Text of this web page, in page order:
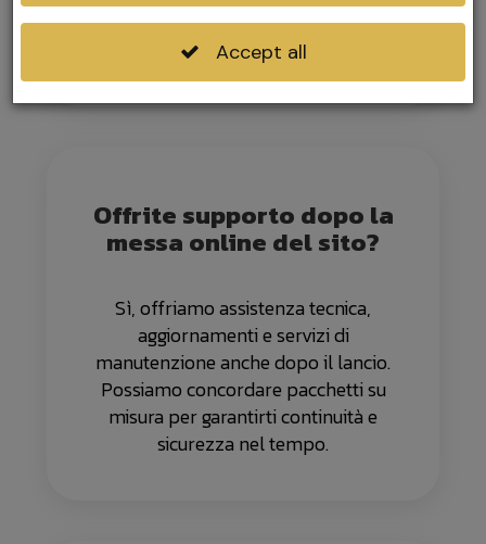
professionale, ideali per aziende che
operano in mercati internazionali.
Offrite supporto dopo la
messa online del sito?
Sì, offriamo assistenza tecnica,
aggiornamenti e servizi di
manutenzione anche dopo il lancio.
Possiamo concordare pacchetti su
misura per garantirti continuità e
sicurezza nel tempo.
Accept all